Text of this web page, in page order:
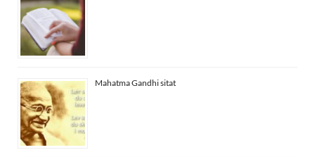
Mahatma Gandhi sitat